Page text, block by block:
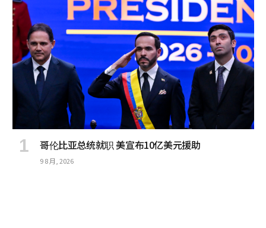
哥伦比亚总统就职 美宣布10亿美元援助
9 8 月, 2026